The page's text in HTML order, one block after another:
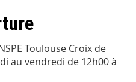
Toulouse Croix de
au vendredi de 12h00 à